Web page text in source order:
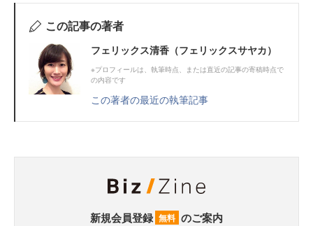
この記事の著者
フェリックス清香（フェリックスサヤカ）
※プロフィールは、執筆時点、または直近の記事の寄稿時点で
の内容です
この著者の最近の執筆記事
新規会員登録 無料 のご案内